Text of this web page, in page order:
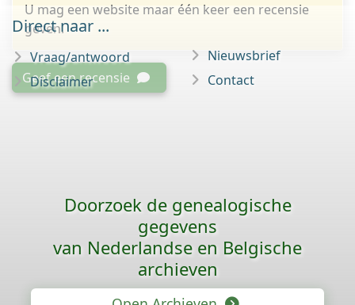
U mag een website maar één keer een recensie
geven.
Geef een recensie
Direct naar ...
Vraag/antwoord
Disclaimer
Nieuwsbrief
Contact
Doorzoek de genealogische
gegevens
van Nederlandse en Belgische
archieven